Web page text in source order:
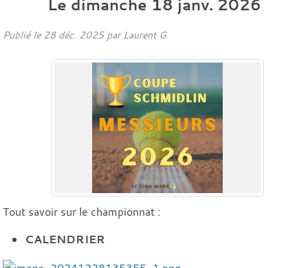
Publié le 28 déc. 2025par Laurent G
Tout savoir sur le championnat :
CALENDRIER